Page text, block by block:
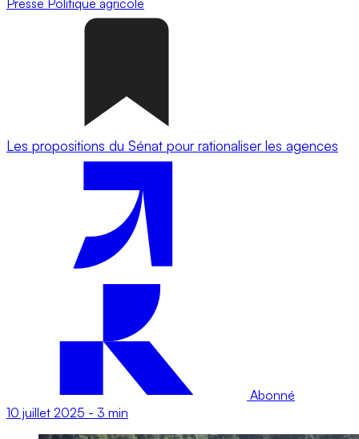
Les propositions du Sénat pour rationaliser les agences
Abonné
10 juillet 2025 - 3 min